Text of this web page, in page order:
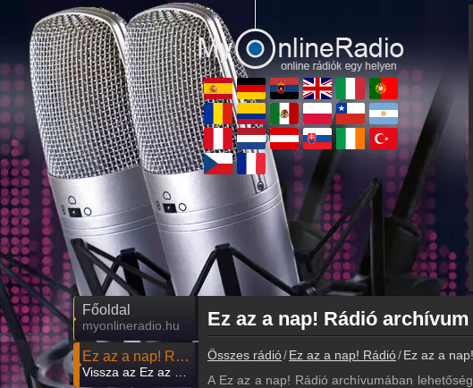
Főoldal
myonlineradio.hu
Ez az a nap! Rádió Összes rádió Ez az a nap! Rádió Ez az a
A Ez az a nap! Rádió archívumában